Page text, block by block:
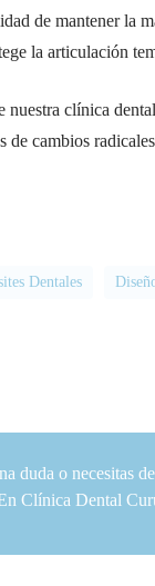
de mantener la
la articulación
nuestra clínica
de cambios
Dentales
duda o necesitas
Clínica Dental